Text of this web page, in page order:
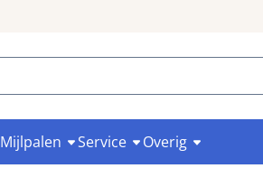
Mijlpalen Service Overig